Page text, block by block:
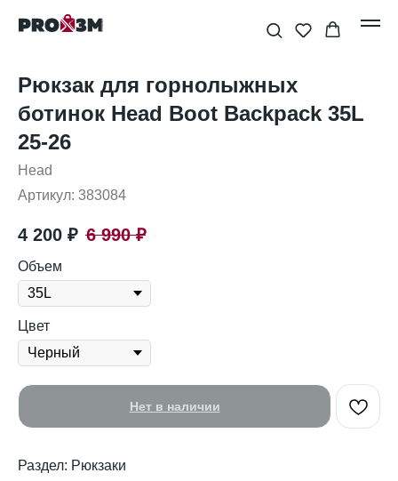
Рюкзак для горнолыжных
ботинок Head Boot Backpack 35L
25-26
Head
Артикул: 383084
4 200 ₽ 6 990 ₽
Объем
Цвет
Нет в наличии
Раздел: Рюкзаки